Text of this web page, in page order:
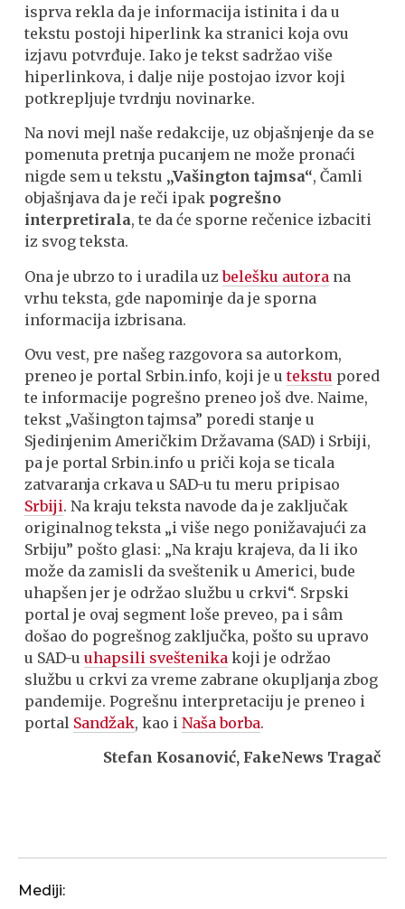
isprva rekla da je informacija istinita i da u
tekstu postoji hiperlink ka stranici koja ovu
izjavu potvrđuje. Iako je tekst sadržao više
hiperlinkova, i dalje nije postojao izvor koji
potkrepljuje tvrdnju novinarke.
Na novi mejl naše redakcije, uz objašnjenje da se
pomenuta pretnja pucanjem ne može pronaći
nigde sem u tekstu „Vašington tajmsa“, Čamli
objašnjava da je reči ipak pogrešno
interpretirala, te da će sporne rečenice izbaciti
iz svog teksta.
Ona je ubrzo to i uradila uzbelešku autora na
vrhu teksta, gde napominje da je sporna
informacija izbrisana.
Ovu vest, pre našeg razgovora sa autorkom,
preneo je portal Srbin.info, koji je utekstu pored
te informacije pogrešno preneo još dve. Naime,
tekst „Vašington tajmsa” poredi stanje u
Sjedinjenim Američkim Državama (SAD) i Srbiji,
pa je portal Srbin.info u priči koja se ticala
zatvaranja crkava u SAD-u tu meru pripisao
Srbiji. Na kraju teksta navode da je zaključak
originalnog teksta „i više nego ponižavajući za
Srbiju” pošto glasi: „Na kraju krajeva, da li iko
može da zamisli da sveštenik u Americi, bude
uhapšen jer je održao službu u crkvi“. Srpski
portal je ovaj segment loše preveo, pa i sâm
došao do pogrešnog zaključka, pošto su upravo
u SAD-uuhapsili sveštenika koji je održao
službu u crkvi za vreme zabrane okupljanja zbog
pandemije. Pogrešnu interpretaciju je preneo i
portal Sandžak, kao iNaša borba.
Stefan Kosanović, FakeNews Tragač
Mediji: